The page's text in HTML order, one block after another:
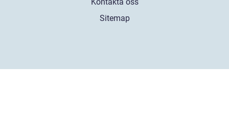
Sitemap